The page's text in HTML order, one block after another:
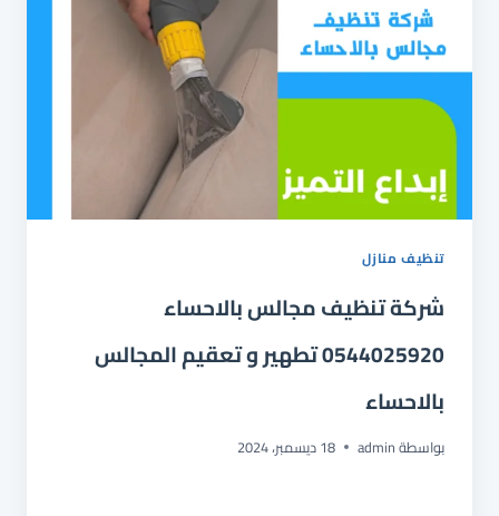
تنظيف منازل
شركة تنظيف مجالس بالاحساء
0544025920 تطهير و تعقيم المجالس
بالاحساء
بواسطةadmin 18 ديسمبر، 2024